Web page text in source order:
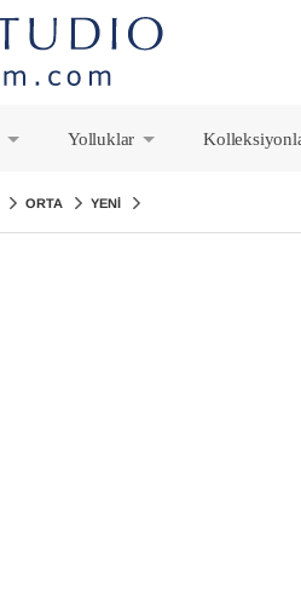
Yolluklar
ORTA YENI